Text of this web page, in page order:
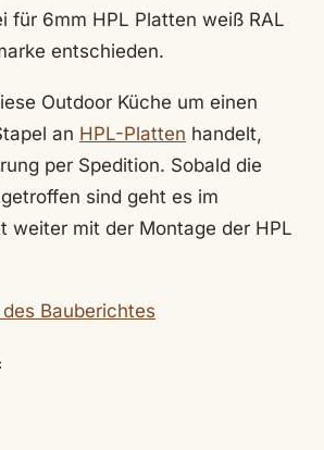
für 6mm HPL Platten weiß RAL
entschieden.
Outdoor Küche um einen
an HPL-Platten handelt,
per Spedition. Sobald die
sind geht es im
weiter mit der Montage der HPL
Bauberichtes